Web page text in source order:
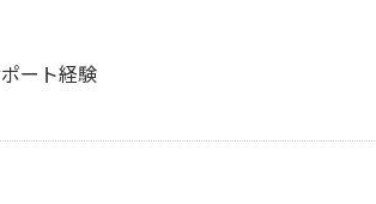
ート経験